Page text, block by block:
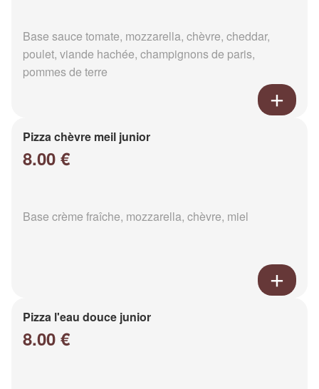
Base sauce tomate, mozzarella, chèvre, cheddar,
poulet, viande hachée, champignons de paris,
pommes de terre
Pizza chèvre meil junior
8.00 €
Base crème fraîche, mozzarella, chèvre, miel
Pizza l'eau douce junior
8.00 €